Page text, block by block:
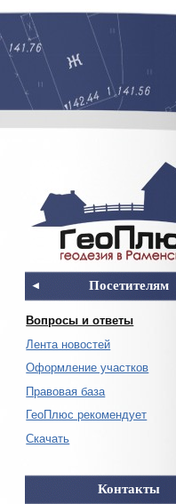
Посетителям
Вопросы и ответы
Лента новостей
Оформление участков
Правовая база
ГеоПлюс рекомендует
Скачать
Контакты